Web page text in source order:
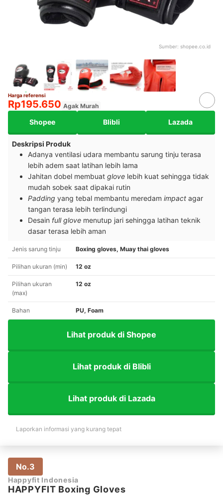
Sumber: shopee.co.id
Harga referensi
Rp195.650 Agak Murah
Shopee Blibli Lazada
Deskripsi Produk
Adanya ventilasi udara membantu sarung tinju terasa
lebih adem saat latihan lebih lama
Jahitan dobel membuat glove lebih kuat sehingga tidak
mudah sobek saat dipakai rutin
Padding yang tebal membantu meredam impact agar
tangan terasa lebih terlindungi
Desain full glove menutup jari sehingga latihan teknik
dasar terasa lebih aman
Jenis sarung tinju Boxing gloves, Muay thai gloves
Pilihan ukuran (min) 12 oz
Pilihan ukuran
(max)
12 oz
Bahan PU, Foam
Lihat produk di Shopee
Lihat produk di Blibli
Lihat produk di Lazada
Laporkan informasi yang kurang tepat
No.3
Happyfit Indonesia
HAPPYFIT Boxing Gloves